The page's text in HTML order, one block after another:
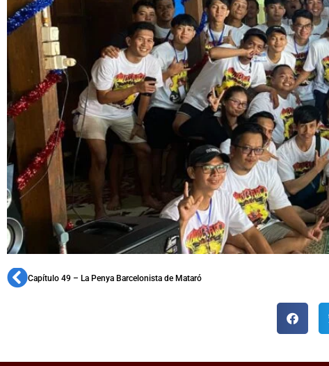
Capítulo 49 – La Penya Barcelonista de Mataró